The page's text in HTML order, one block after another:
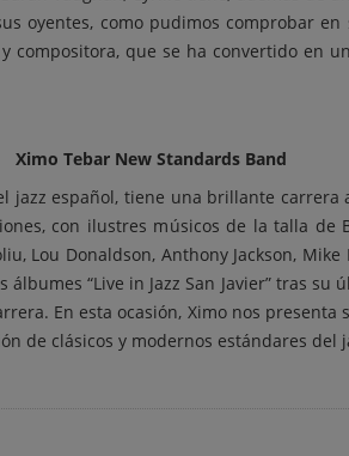
oyentes, como pudimos comprobar en
que se ha convertido en
Ximo Tebar New Standards Band
español, tiene una brillante carrera
con ilustres músicos de la talla de
Lou Donaldson, Anthony Jackson,
“Live in Jazz San Javier” tras
En esta ocasión, Ximo nos
de clásicos y modernos estándares